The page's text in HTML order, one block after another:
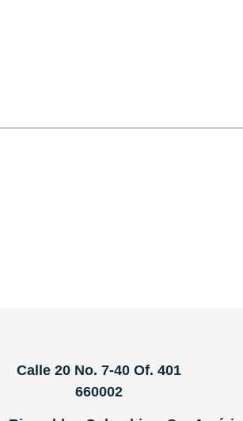
Calle 20 No. 7-40 Of. 401
660002